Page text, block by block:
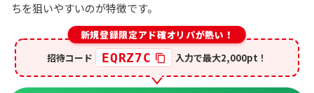
ちを狙いやすいのが特徴です。
新規登録限定アド確オリパが熱い！
招待コード
EQRZ7C 入力で最大2,000pt！